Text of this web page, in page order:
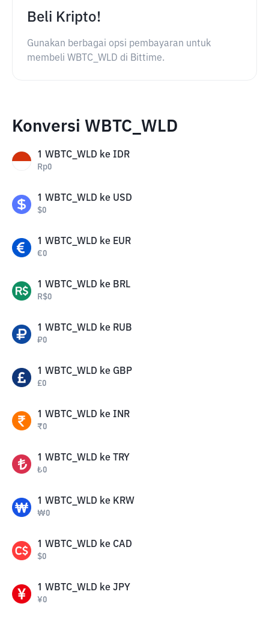
Beli Kripto!
Gunakan berbagai opsi pembayaran untuk
membeli WBTC_WLD di Bittime.
Konversi WBTC_WLD
1 WBTC_WLD ke IDR
Rp0
1 WBTC_WLD ke USD
$0
1 WBTC_WLD ke EUR
€0
1 WBTC_WLD ke BRL
R$0
1 WBTC_WLD ke RUB
₽0
1 WBTC_WLD ke GBP
£0
1 WBTC_WLD ke INR
₹0
1 WBTC_WLD ke TRY
₺0
1 WBTC_WLD ke KRW
₩0
1 WBTC_WLD ke CAD
$0
1 WBTC_WLD ke JPY
¥0